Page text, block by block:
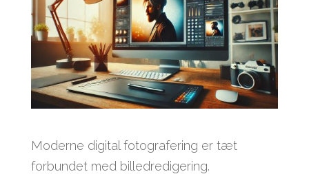
Moderne digital fotografering er tæt
forbundet med billedredigering.